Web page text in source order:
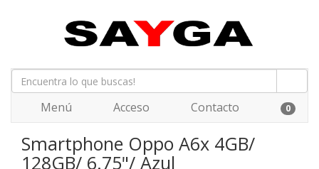
Menú Acceso Contacto 0
Smartphone Oppo A6x 4GB/
128GB/ 6.75"/ Azul